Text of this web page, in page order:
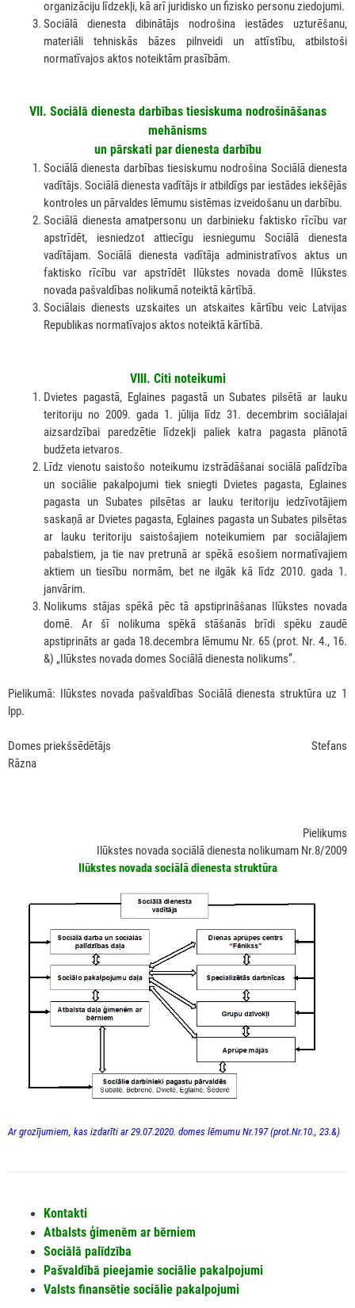
organizāciju līdzekļi, kā arī juridisko un fizisko personu ziedojumi.
Sociālā dienesta dibinātājs nodrošina iestādes uzturēšanu,
materiāli tehniskās bāzes pilnveidi un attīstību, atbilstoši
normatīvajos aktos noteiktām prasībām.
VII . Sociālā dienesta darbības tiesiskuma nodrošināšanas
mehānisms
un pārskati par dienesta darbību
Sociālā dienesta darbības tiesiskumu nodrošina Sociālā dienesta
vadītājs. Sociālā dienesta vadītājs ir atbildīgs par iestādes iekšējās
kontroles un pārvaldes lēmumu sistēmas izveidošanu un darbību.
Sociālā dienesta amatpersonu un darbinieku faktisko rīcību var
apstrīdēt, iesniedzot attiecīgu iesniegumu Sociālā dienesta
vadītājam. Sociālā dienesta vadītāja administratīvos aktus un
faktisko rīcību var apstrīdēt Ilūkstes novada domē Ilūkstes
novada pašvaldības nolikumā noteiktā kārtībā.
Sociālais dienests uzskaites un atskaites kārtību veic Latvijas
Republikas normatīvajos aktos noteiktā kārtībā.
VIII. Citi noteikumi
Dvietes pagastā, Eglaines pagastā un Subates pilsētā ar lauku
teritoriju no 2009. gada 1. jūlija līdz 31. decembrim sociālajai
aizsardzībai paredzētie līdzekļi paliek katra pagasta plānotā
budžeta ietvaros.
Līdz vienotu saistošo noteikumu izstrādāšanai sociālā palīdzība
un sociālie pakalpojumi tiek sniegti Dvietes pagasta, Eglaines
pagasta un Subates pilsētas ar lauku teritoriju iedzīvotājiem
saskaņā ar Dvietes pagasta, Eglaines pagasta un Subates pilsētas
ar lauku teritoriju saistošajiem noteikumiem par sociālajiem
pabalstiem, ja tie nav pretrunā ar spēkā esošiem normatīvajiem
aktiem un tiesību normām, bet ne ilgāk kā līdz 2010. gada 1.
janvārim.
Nolikums stājas spēkā pēc tā apstiprināšanas Ilūkstes novada
domē. Ar šī nolikuma spēkā stāšanās brīdi spēku zaudē
apstiprināts ar gada 18.decembra lēmumu Nr. 65 (prot. Nr. 4., 16.
&) „Ilūkstes novada domes Sociālā dienesta nolikums”.
Pielikumā: Ilūkstes novada pašvaldības Sociālā dienesta struktūra uz 1
lpp.
Domes priekšsēdētājs Stefans
Rāzna
Pielikums
Ilūkstes novada sociālā dienesta nolikumam Nr.8/2009
Ilūkstes novada sociālā dienesta struktūra
Ar grozījumiem, kas izdarīti ar 29.07.2020. domes lēmumu Nr.197 (prot.Nr.10., 23.&)
Kontakti
Atbalsts ģimenēm ar bērniem
Sociālā palīdzība
Pašvaldībā pieejamie sociālie pakalpojumi
Valsts finansētie sociālie pakalpojumi